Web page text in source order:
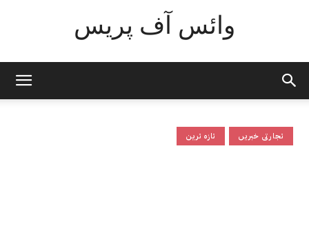
وائس آف پریس
تازہ ترین تجارتی خبریں